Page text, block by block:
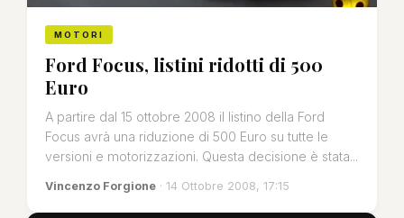
MOTORI
Ford Focus, listini ridotti di 500
Euro
A partire dal 15 ottobre 2008 il listino della Ford
Focus avrà una riduzione di 500 Euro su tutte le
versioni e motorizzazioni. Questa decisione è stata...
Vincenzo Forgione · 14 Ottobre 2008, 17:15